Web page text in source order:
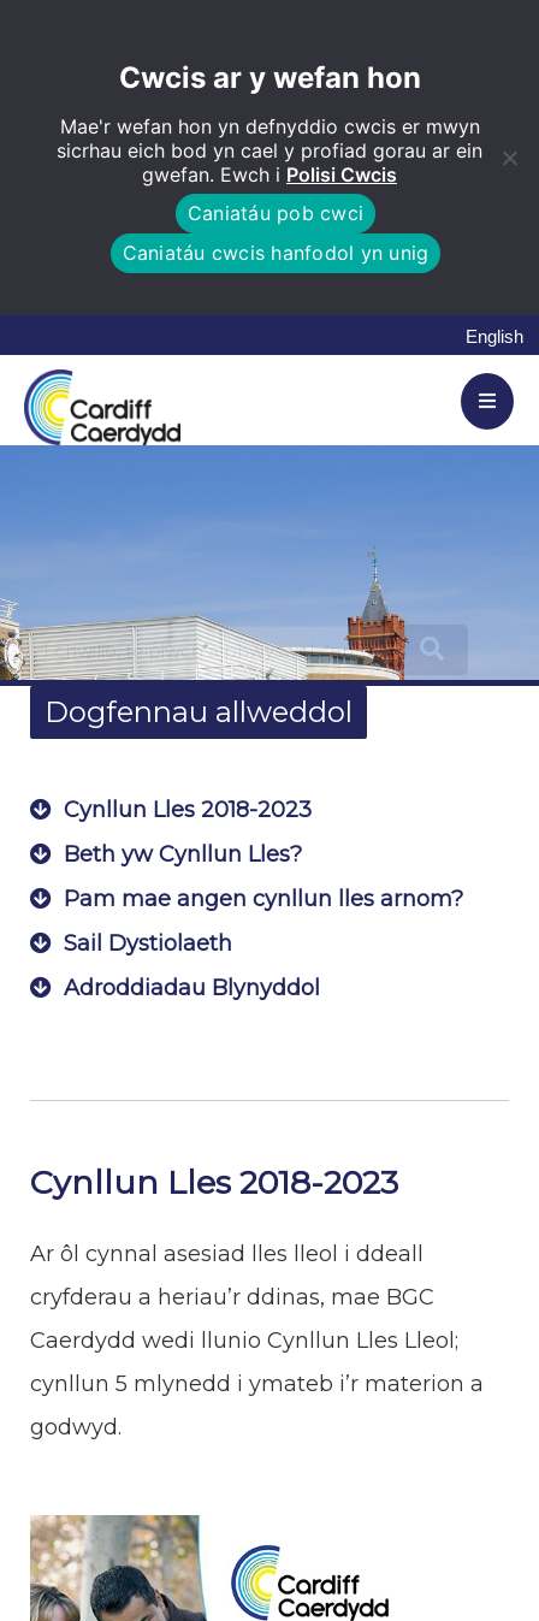
Cwcis ar y wefan hon
Mae'r wefan hon yn defnyddio cwcis er mwyn
sicrhau eich bod yn cael y profiad gorau ar ein
gwefan. Ewch i Polisi Cwcis
Caniatáu pob cwci
Caniatáu cwcis hanfodol yn unig
English
Dogfennau allweddol
Cynllun Lles 2018-2023
Beth yw Cynllun Lles?
Pam mae angen cynllun lles arnom?
Sail Dystiolaeth
Adroddiadau Blynyddol
Cynllun Lles 2018-2023
Ar ôl cynnal asesiad lles lleol i ddeall
cryfderau a heriau’r ddinas, mae BGC
Caerdydd wedi llunio Cynllun Lles Lleol;
cynllun 5 mlynedd i ymateb i’r materion a
godwyd.